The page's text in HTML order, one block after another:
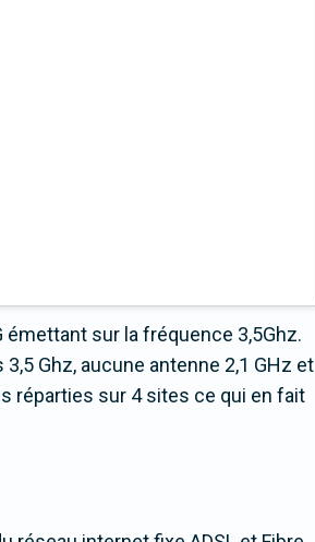
sur la fréquence 3,5Ghz.
Ghz, aucune antenne 2,1 GHz et
réparties sur 4 sites ce qui en fait